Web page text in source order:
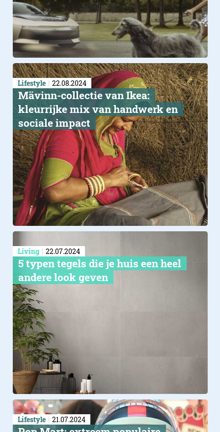
Lifestyle 22.08.2024
Mävinn-collectie van Ikea:
kleurrijke mix van handwerk en
sociale impact
Living 22.07.2024
5 typen tegels die je huis een heel
andere look geven
Lifestyle 21.07.2024